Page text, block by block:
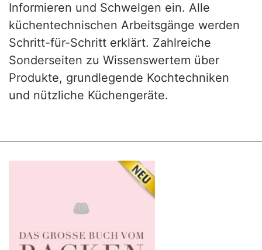
Informieren und Schwelgen ein. Alle
küchentechnischen Arbeitsgänge werden
Schritt-für-Schritt erklärt. Zahlreiche
Sonderseiten zu Wissenswertem über
Produkte, grundlegende Kochtechniken
und nützliche Küchengeräte.